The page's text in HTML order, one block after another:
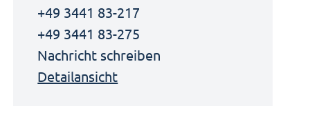
+49 3441 83-217
+49 3441 83-275
Nachricht schreiben
Detailansicht